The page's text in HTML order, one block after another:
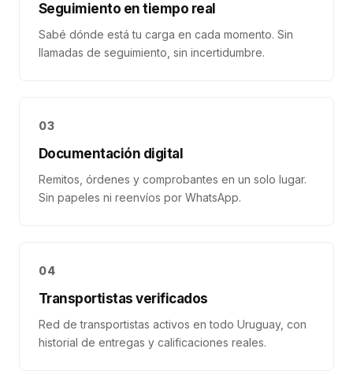
Seguimiento en tiempo real
Sabé dónde está tu carga en cada momento. Sin
llamadas de seguimiento, sin incertidumbre.
03
Documentación digital
Remitos, órdenes y comprobantes en un solo lugar.
Sin papeles ni reenvíos por WhatsApp.
04
Transportistas verificados
Red de transportistas activos en todo Uruguay, con
historial de entregas y calificaciones reales.